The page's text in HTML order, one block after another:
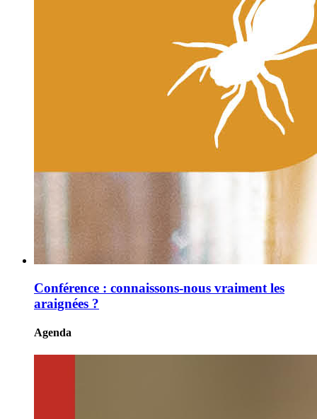
Conférence : connaissons-nous vraiment les
araignées ?
Agenda